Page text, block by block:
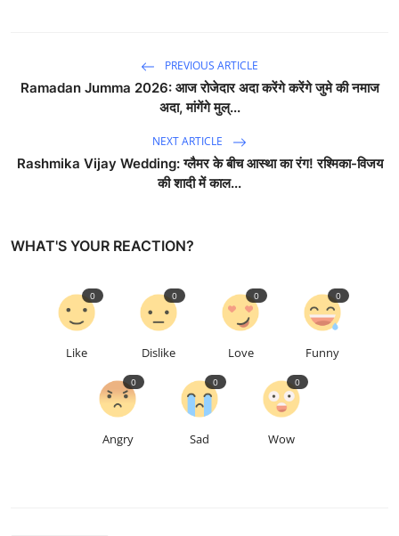
PREVIOUS ARTICLE
Ramadan Jumma 2026: आज रोजेदार अदा करेंगे करेंगे जुमे की नमाज
अदा, मांगेंगे मुल्...
NEXT ARTICLE
Rashmika Vijay Wedding: ग्लैमर के बीच आस्था का रंग! रश्मिका-विजय
की शादी में काल...
WHAT'S YOUR REACTION?
Like
0
Dislike
0
Love
0
Funny
0
Angry
0
Sad
0
Wow
0